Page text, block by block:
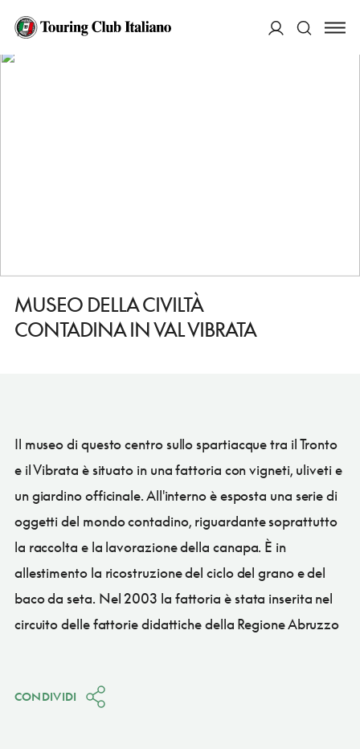
HOME
MUSEO DELLA CIVILTÀ CONTADINA IN VAL VIBRATA
MUSEO DELLA CIVILTÀ
CONTADINA IN VAL VIBRATA
Il museo di questo centro sullo spartiacque tra il Tronto
e il Vibrata è situato in una fattoria con vigneti, uliveti e
un giardino officinale. All'interno è esposta una serie di
oggetti del mondo contadino, riguardante soprattutto
la raccolta e la lavorazione della canapa. È in
allestimento la ricostruzione del ciclo del grano e del
baco da seta. Nel 2003 la fattoria è stata inserita nel
circuito delle fattorie didattiche della Regione Abruzzo
CONDIVIDI